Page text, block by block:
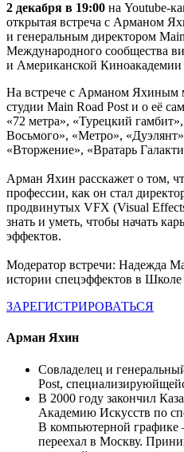
2 декабря в 19:00 на Youtube-
открытая встреча с Арманом
и генеральным директором
Международного сообщества
и Американской Киноакадемии
На встрече с Арманом Яхиным
студии Main Road Post и о её
«72 метра», «Турецкий
Восьмого», «Метро»,
«Вторжение», «Вратарь
Арман Яхин расскажет о том,
профессии, как он стал
продвинутых VFX (Visual
знать и уметь, чтобы начать
эффектов.
​​​​​​​Модератор встречи: Надежда
истории спецэффектов в
ЗАРЕГИСТРИРОВАТЬСЯ
Арман Яхин
Cовладелец и
Post,
В 2000 году закончил
Академию Искусств по
В компьютерной графике
переехал в Москву.